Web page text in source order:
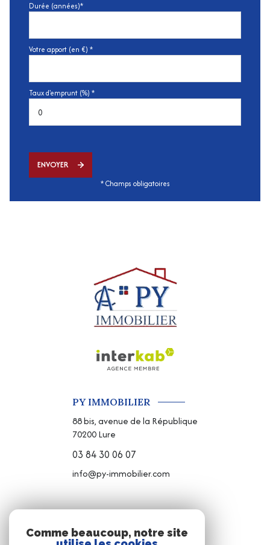
Durée (années)*
Votre apport (en €) *
Taux d'emprunt (%) *
ENVOYER
* Champs obligatoires
PY IMMOBILIER
88 bis, avenue de la République
70200Lure
03 84 30 06 07
info@py-immobilier.com
Comme beaucoup, notre site